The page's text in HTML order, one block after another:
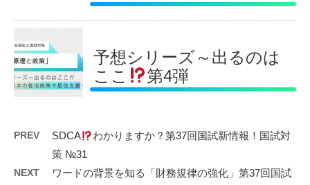
予想シリーズ～出るのは
ここ
第4弾
PREV SDCA
わかりますか？第37回国試新情報！国試対
策 №31
NEXT
ワードの背景を知る「財務規律の強化」第37回国試